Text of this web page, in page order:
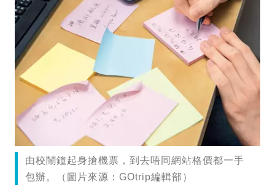
由校鬧鐘起身搶機票，到去唔同網站格價都一手
包辦。（圖片來源：GOtrip編輯部）